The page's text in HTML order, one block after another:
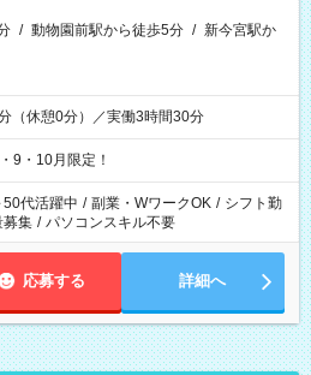
/ 動物園前駅から徒歩5分 / 新今宮駅か
（休憩0分）／実働3時間30分
・10月限定！
代活躍中 / 副業・WワークOK / シフト勤
募集 / パソコンスキル不要
応募する 詳細へ